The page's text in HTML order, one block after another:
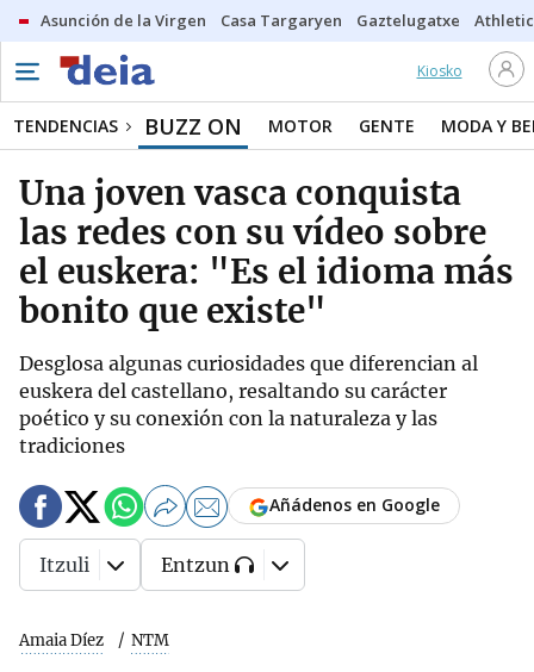
Asunción de la Virgen Casa Targaryen Gaztelugatxe Athletic
Kiosko
TENDENCIAS BUZZ ON MOTOR GENTE MODA Y
Una joven vasca conquista
las redes con su vídeo sobre
el euskera: "Es el idioma más
bonito que existe"
Desglosa algunas curiosidades que diferencian al
euskera del castellano, resaltando su carácter
poético y su conexión con la naturaleza y las
tradiciones
Amaia Díez NTM
Añádenos en Google
Itzuli Entzun